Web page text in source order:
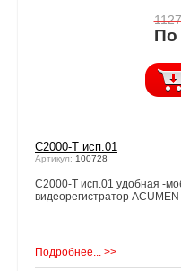
По
С2000-Т исп.01
Артикул: 100728
С2000-Т исп.01 удобная -
видеорегистратор
Подробнее... >>